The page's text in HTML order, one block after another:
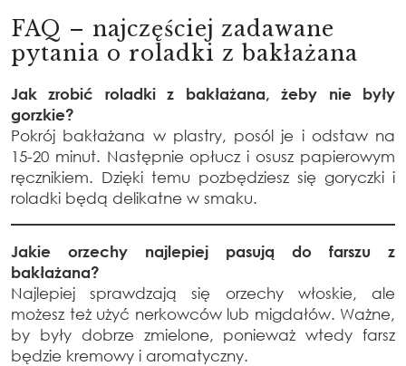
FAQ – najczęściej zadawane
pytania o roladki z bakłażana
Jak zrobić roladki z bakłażana, żeby nie były
gorzkie?
Pokrój bakłażana w plastry, posól je i odstaw na
15-20 minut. Następnie opłucz i osusz papierowym
ręcznikiem. Dzięki temu pozbędziesz się goryczki i
roladki będą delikatne w smaku.
Jakie orzechy najlepiej pasują do farszu z
bakłażana?
Najlepiej sprawdzają się orzechy włoskie, ale
możesz też użyć nerkowców lub migdałów. Ważne,
by były dobrze zmielone, ponieważ wtedy farsz
będzie kremowy i aromatyczny.